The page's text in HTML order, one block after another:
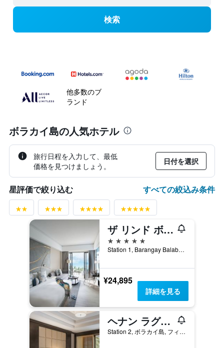
検索
他多数のブ
ランド
ボラカイ島の人気ホテル
旅行日程を入力して、最低
価格を見つけましょう。
日付を選択
星評価で絞り込む すべての絞込み条件
ザ リンド ボラカイ
5つ星
Station 1, Barangay Balabag, Malay, ボラカイ島, フィリピン
¥24,895
詳細を見る
ヘナン ラグーン リゾート
Station 2, ボラカイ島, フィリピン